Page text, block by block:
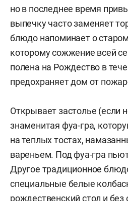
но в последнее время
выпечку часто заменяет
блюдо напоминает о
которому сожжение всей
полена на Рождество в
предохраняет дом от
Открывает застолье (если
знаменитая фуа-гра,
на теплых тостах,
вареньем. Под фуа-гра
Другое традиционное
специальные белые
рождественский стол и без